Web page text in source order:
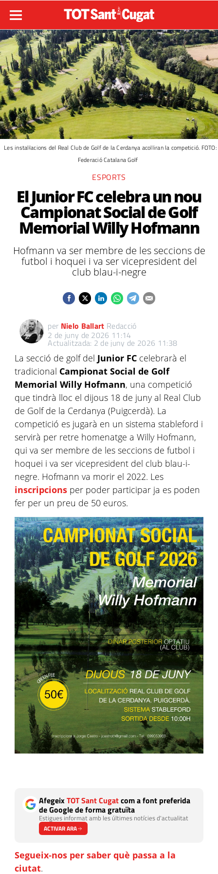
Les instal·lacions del Real Club de Golf de la Cerdanya acolliran la competició. FOTO:
Federació Catalana Golf
ESPORTS
El Junior FC celebra un nou
Campionat Social de Golf
Memorial Willy Hofmann
Hofmann va ser membre de les seccions de
futbol i hoquei i va ser vicepresident del
club blau-i-negre
per Nielo Ballart Redacció
2 de juny de 2026 11:14
Actualitzada: 2 de juny de 2026 11:38
La secció de golf del Junior FC celebrarà el
tradicional Campionat Social de Golf
Memorial Willy Hofmann, una competició
que tindrà lloc el dijous 18 de juny al Real Club
de Golf de la Cerdanya (Puigcerdà). La
competició es jugarà en un sistema stableford i
servirà per retre homenatge a Willy Hofmann,
qui va ser membre de les seccions de futbol i
hoquei i va ser vicepresident del club blau-i-
negre. Hofmann va morir el 2022. Les
inscripcions per poder participar ja es poden
fer per un preu de 50 euros.
AfegeixTOT Sant Cugatcom a font preferida
de Google de forma gratuïta
Estigues informat amb les últimes notícies d'actualitat
ACTIVAR ARA
Segueix-nos per saber què passa a la
ciutat.